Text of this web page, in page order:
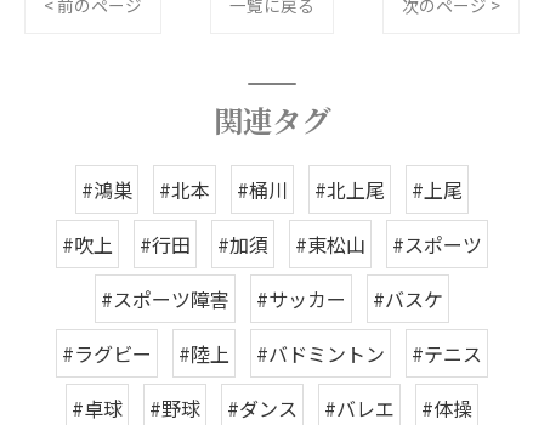
< 前のページ 一覧に戻る 次のページ >
関連タグ
#鴻巣 #北本 #桶川 #北上尾
#上尾
#吹上
#行田 #加須 #東松山
#スポーツ
#スポーツ障害
#サッカー
#バスケ
#ラグビー
#陸上 #バドミントン
#テニス
#卓球
#野球 #ダンス #バレエ
#体操